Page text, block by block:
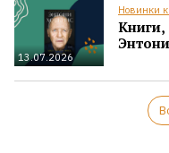
13.07.2026
Новинки
Книги,